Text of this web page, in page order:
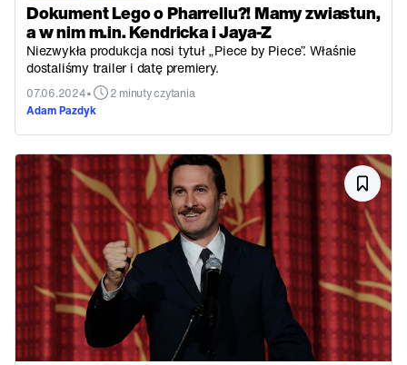
Dokument Lego o Pharrellu?! Mamy zwiastun,
a w nim m.in. Kendricka i Jaya-Z
Niezwykła produkcja nosi tytuł „Piece by Piece”. Właśnie
dostaliśmy trailer i datę premiery.
07.06.2024•
2 minuty czytania
Adam Pazdyk